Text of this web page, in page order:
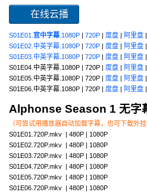
在线云播
S01E01. 官中字幕 .1080P | 720P | 度盘 | 阿里盘 |
S01E02.中英字幕.1080P | 720P | 度盘 | 阿里盘 |
S01E03.中英字幕.1080P | 720P | 度盘 | 阿里盘 |
S01E04.中英字幕.1080P | 720P | 度盘 | 阿里盘 |
S01E05.中英字幕.1080P | 720P | 度盘 | 阿里盘 |
S01E06.中英字幕.1080P | 720P | 度盘 | 阿里盘 |
Alphonse Season 1 无字
（可尝试用播放器自动加载字幕，也可下载外挂
S01E01.720P.mkv | 480P | 1080P
S01E02.720P.mkv | 480P | 1080P
S01E03.720P.mkv | 480P | 1080P
S01E04.720P.mkv | 480P | 1080P
S01E05.720P.mkv | 480P | 1080P
S01E06.720P.mkv | 480P | 1080P